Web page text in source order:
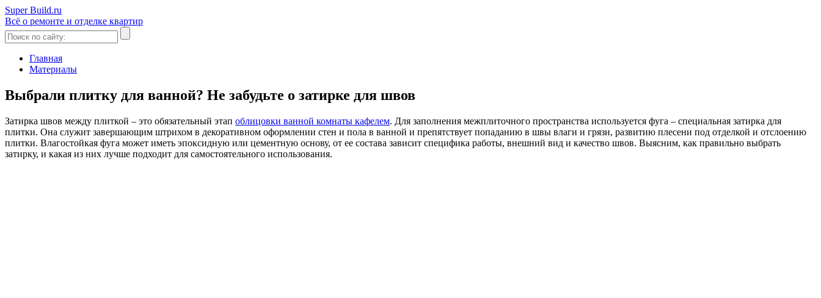
Super Build.ru
Всё о ремонте и отделке квартир
Главная
Материалы
Выбрали плитку для ванной? Не забудьте о затирке для швов
Затирка швов между плиткой – это обязательный этап облицовки ванной комнаты кафелем. Для заполнения межплиточного пространства используется фуга – специальная затирка для
плитки. Она служит завершающим штрихом в декоративном оформлении стен и пола в ванной и препятствует попаданию в швы влаги и грязи, развитию плесени под отделкой и отслоению
плитки. Влагостойкая фуга может иметь эпоксидную или цементную основу, от ее состава зависит специфика работы, внешний вид и качество швов. Выясним, как правильно выбрать
затирку, и какая из них лучше подходит для самостоятельного использования.